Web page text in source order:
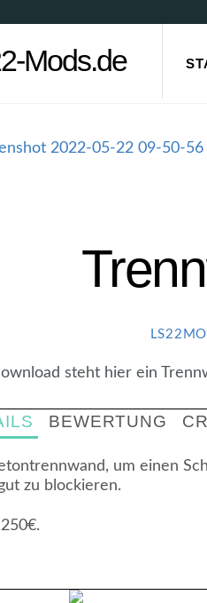
Mods.de
steht hier ein
BEWERTUNG
um einen
zu blockieren.